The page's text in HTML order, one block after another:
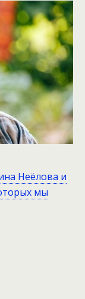
Неёлова и
мы